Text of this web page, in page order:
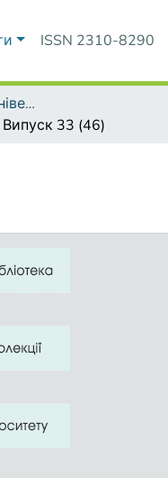
ISSN 2310-8290
Наукові часописи Університету
Випуск 33 (46)